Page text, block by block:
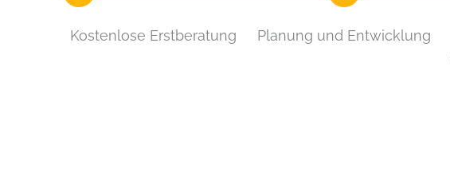
Kostenlose Erstberatung Planung und Entwicklung